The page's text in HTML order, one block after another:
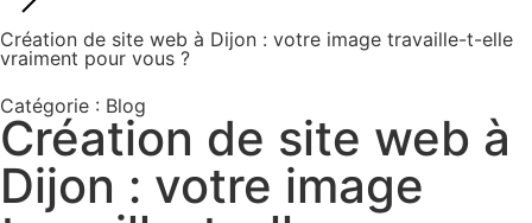
Création de site web à Dijon : votre image travaille-t-elle
vraiment pour vous ?
Catégorie : Blog
Création de site web à
Dijon : votre image